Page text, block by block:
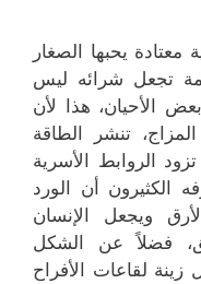
يحبها الصغار
تجعل شرائه ليس
الأحيان، هذا لأن
تنشر الطاقة
الروابط الأسرية
الكثيرون أن الورد
ويجعل الإنسان
فضلاً عن الشكل
زينة لقاعات الأفراح